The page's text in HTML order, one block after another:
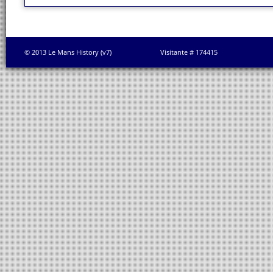
© 2013 Le Mans History (v7) Visitante # 174415